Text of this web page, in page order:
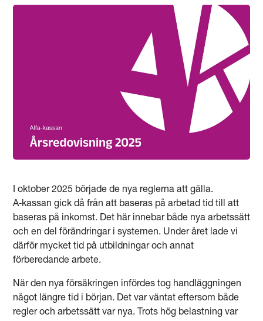
I oktober 2025 började de nya reglerna att gälla.
A‑kassan gick då från att baseras på arbetad tid till att
baseras på inkomst. Det här innebar både nya arbetssätt
och en del förändringar i systemen. Under året lade vi
därför mycket tid på utbildningar och annat
förberedande arbete.
När den nya försäkringen infördes tog handläggningen
något längre tid i början. Det var väntat eftersom både
regler och arbetssätt var nya. Trots hög belastning var